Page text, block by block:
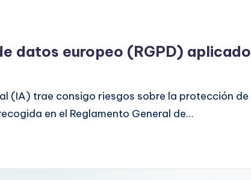
datos europeo (RGPD) aplicado
(IA) trae consigo riesgos sobre la protección de
en el Reglamento General de…